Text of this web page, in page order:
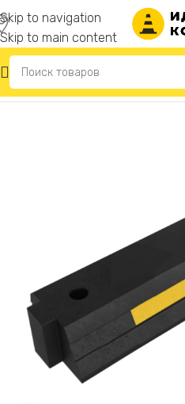
Skip to navigation
Skip to main content
Главная Делиниаторы дорожные